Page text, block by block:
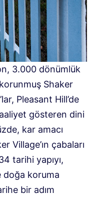
3.000 dönümlük
Shaker
Pleasant Hill’de
gösteren dini
kar amacı
Village’ın çabaları
tarihi yapıyı,
doğa koruma
bir adım